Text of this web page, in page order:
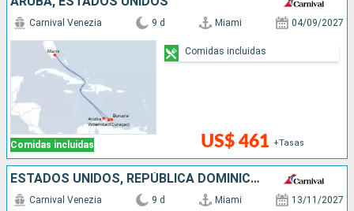
Comidas incluidas
Carnival Venezia 9 d Miami 04/09/2027
US$ 461 +Tasas
Comidas incluidas
ESTADOS UNIDOS, REPÚBLICA DOMINICANA, ARUBA
Carnival Venezia 9 d Miami 13/11/2027